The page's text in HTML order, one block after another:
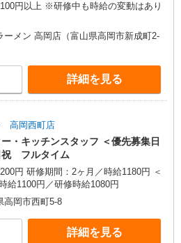
円以上 ※研修中も時給の変動はあり
ーメン 高岡店（富山県高岡市新成町2-
詳細を見る
高岡西町店
・キッチンスタッフ ＜優先募集日
祝 フルタイム
円 研修期間：2ヶ月／時給1180円 ＜
給1100円／研修時給1080円
高岡市西町5-8
詳細を見る